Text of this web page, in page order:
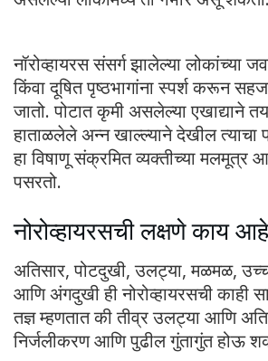
नॉरोव्हायरस संसर्ग झालेल्या लोकांच्या
किंवा दूषित पृष्ठभागांना स्पर्श करून
जातो. पोटात कृमी असलेल्या एखाद्याने
हाताळलेले अन्न खाल्ल्याने देखील त्याचा
हा विषाणू संक्रमित व्यक्तीच्या मलमूत्र
पसरतो.
नोरोव्हायरसची लक्षणे काय
अतिसार, पोटदुखी, उलट्या, मळमळ,
आणि अंगदुखी ही नोरोव्हायरसची काही
तज्ञ म्हणतात की तीव्र उलट्या आणि
निर्जलीकरण आणि पुढील गुंतागुंत होऊ